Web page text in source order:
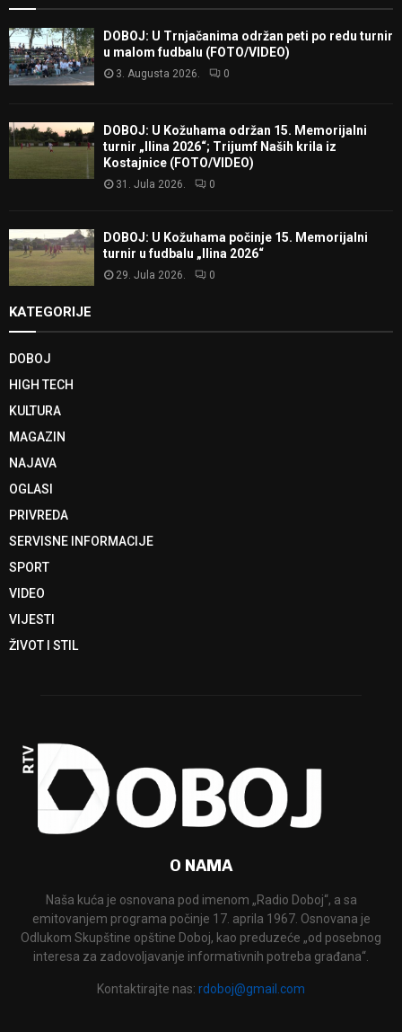
DOBOJ: U Trnjačanima održan peti po redu turnir
u malom fudbalu (FOTO/VIDEO)
3. Augusta 2026. 0
DOBOJ: U Kožuhama održan 15. Memorijalni
turnir „Ilina 2026“; Trijumf Naših krila iz
Kostajnice (FOTO/VIDEO)
31. Jula 2026. 0
DOBOJ: U Kožuhama počinje 15. Memorijalni
turnir u fudbalu „Ilina 2026“
29. Jula 2026. 0
KATEGORIJE
DOBOJ
HIGH TECH
KULTURA
MAGAZIN
NAJAVA
OGLASI
PRIVREDA
SERVISNE INFORMACIJE
SPORT
VIDEO
VIJESTI
ŽIVOT I STIL
O NAMA
Naša kuća je osnovana pod imenom „Radio Doboj“, a sa
emitovanjem programa počinje 17. aprila 1967. Osnovana je
Odlukom Skupštine opštine Doboj, kao preduzeće „od posebnog
interesa za zadovoljavanje informativnih potreba građana“.
Kontaktirajte nas: rdoboj@gmail.com